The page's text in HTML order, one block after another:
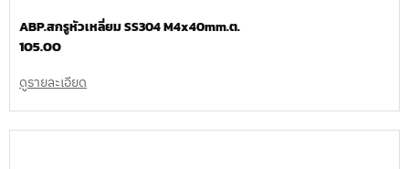
ABP.สกรูหัวเหลี่ยม SS304 M4x40mm.ต.
105.00
ดูรายละเอียด